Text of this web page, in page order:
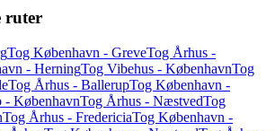
ruter
Tog København - GreveTog Århus -
- HerningTog Vibehus - KøbenhavnTog
Tog Århus - BallerupTog København -
- KøbenhavnTog Århus - NæstvedTog
Tog Århus - FredericiaTog København -